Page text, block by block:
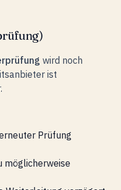
wird noch
ist
Prüfung
möglicherweise